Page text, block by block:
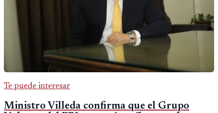
Te puede interesar
Ministro Villeda confirma que el Grupo